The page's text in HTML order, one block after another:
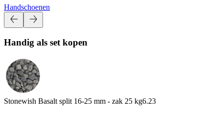
Handschoenen
Handig als set kopen
Stonewish Basalt split 16-25 mm - zak 25 kg6.23